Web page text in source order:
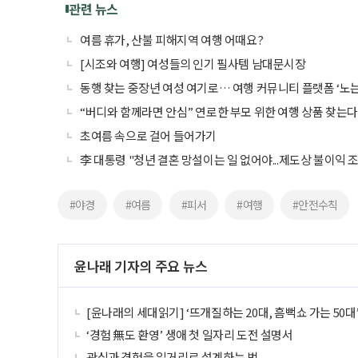
관련 뉴스
여름 휴가, 산불 피해지역 여행 어때요?
[시조와 여행] 여성들의 인기 필사템 남대문시장
동행 찾는 중장년 여성 여기로… 여행 커뮤니티 플랫폼 ‘노
“버디와 함께라면 안심” 연로한 부모 위한 여행 상품 찾는
초여름 속으로 걸어 들어가기
李 대통령 "청년 결혼 망설이는 일 없어야...제도상 불이익
#야경 #여름 #피서 #여행 #안전수칙
윤나래 기자의 주요 뉴스
[윤나래의 세대읽기] ‘뜨개질하는 20대, 흠뻑쇼 가는 50
‘경험 無도 환영’ 생애 첫 일자리 도전 설명서